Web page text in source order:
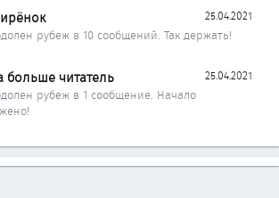
25.04.2021
рубеж в 10 сообщений. Так держать!
25.04.2021
больше читатель
рубеж в 1 сообщение. Начало